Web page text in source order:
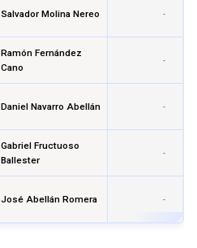
Salvador Molina Nereo -
Ramón Fernández
Cano
-
Daniel Navarro Abellán -
Gabriel Fructuoso
Ballester
-
José Abellán Romera -